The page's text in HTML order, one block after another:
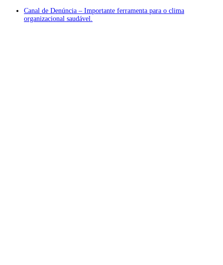
Canal de Denúncia – Importante ferramenta para o clima
organizacional saudável.